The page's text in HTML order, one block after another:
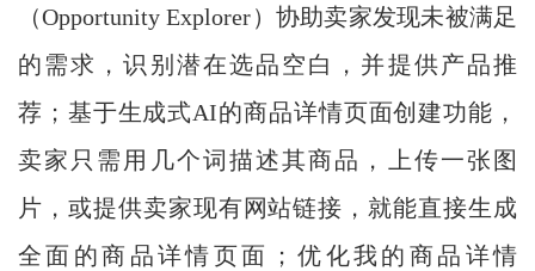
（Opportunity Explorer）协助卖家发现未被满足
的需求，识别潜在选品空白，并提供产品推
荐；基于生成式AI的商品详情页面创建功能，
卖家只需用几个词描述其商品，上传一张图
片，或提供卖家现有网站链接，就能直接生成
全面的商品详情页面；优化我的商品详情